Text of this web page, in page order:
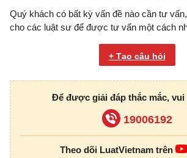
Quý khách có bất kỳ vấn đề nào cần tư
cho các luật sư để được tư vấn một cách
+ Tạo câu hỏi
Để được giải đáp thắc mắc,
19006192
Theo dõi LuatVietnam trên